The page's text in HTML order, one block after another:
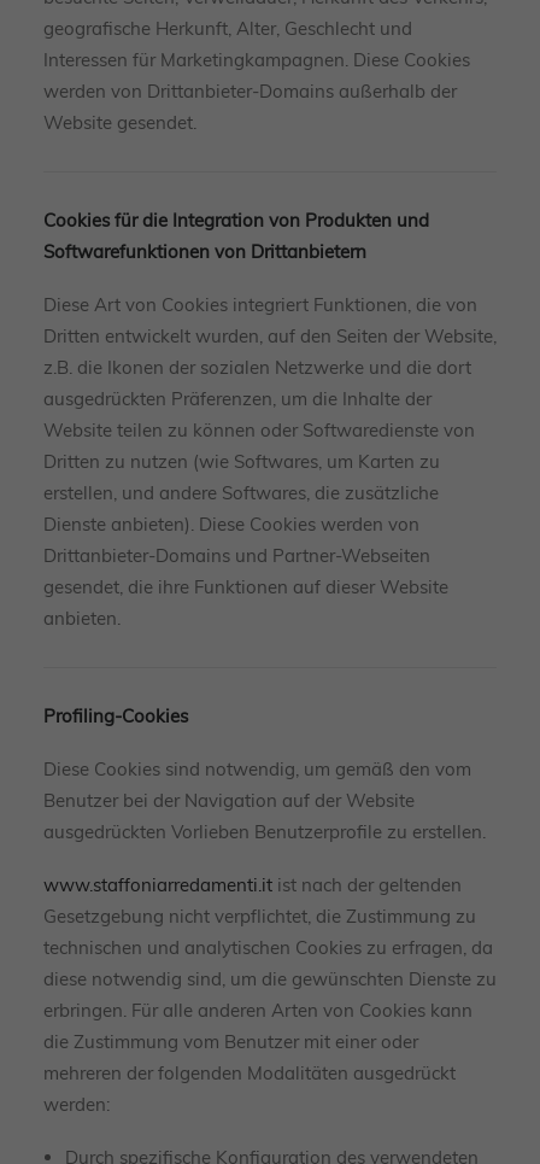
geografische Herkunft, Alter, Geschlecht und
Interessen für Marketingkampagnen. Diese Cookies
werden von Drittanbieter-Domains außerhalb der
Website gesendet.
Cookies für die Integration von Produkten und
Softwarefunktionen von Drittanbietern
Diese Art von Cookies integriert Funktionen, die von
Dritten entwickelt wurden, auf den Seiten der Website,
z.B. die Ikonen der sozialen Netzwerke und die dort
ausgedrückten Präferenzen, um die Inhalte der
Website teilen zu können oder Softwaredienste von
Dritten zu nutzen (wie Softwares, um Karten zu
erstellen, und andere Softwares, die zusätzliche
Dienste anbieten). Diese Cookies werden von
Drittanbieter-Domains und Partner-Webseiten
gesendet, die ihre Funktionen auf dieser Website
anbieten.
Profiling-Cookies
Diese Cookies sind notwendig, um gemäß den vom
Benutzer bei der Navigation auf der Website
ausgedrückten Vorlieben Benutzerprofile zu erstellen.
www.staffoniarredamenti.it ist nach der geltenden
Gesetzgebung nicht verpflichtet, die Zustimmung zu
technischen und analytischen Cookies zu erfragen, da
diese notwendig sind, um die gewünschten Dienste zu
erbringen. Für alle anderen Arten von Cookies kann
die Zustimmung vom Benutzer mit einer oder
mehreren der folgenden Modalitäten ausgedrückt
werden:
Durch spezifische Konfiguration des verwendeten